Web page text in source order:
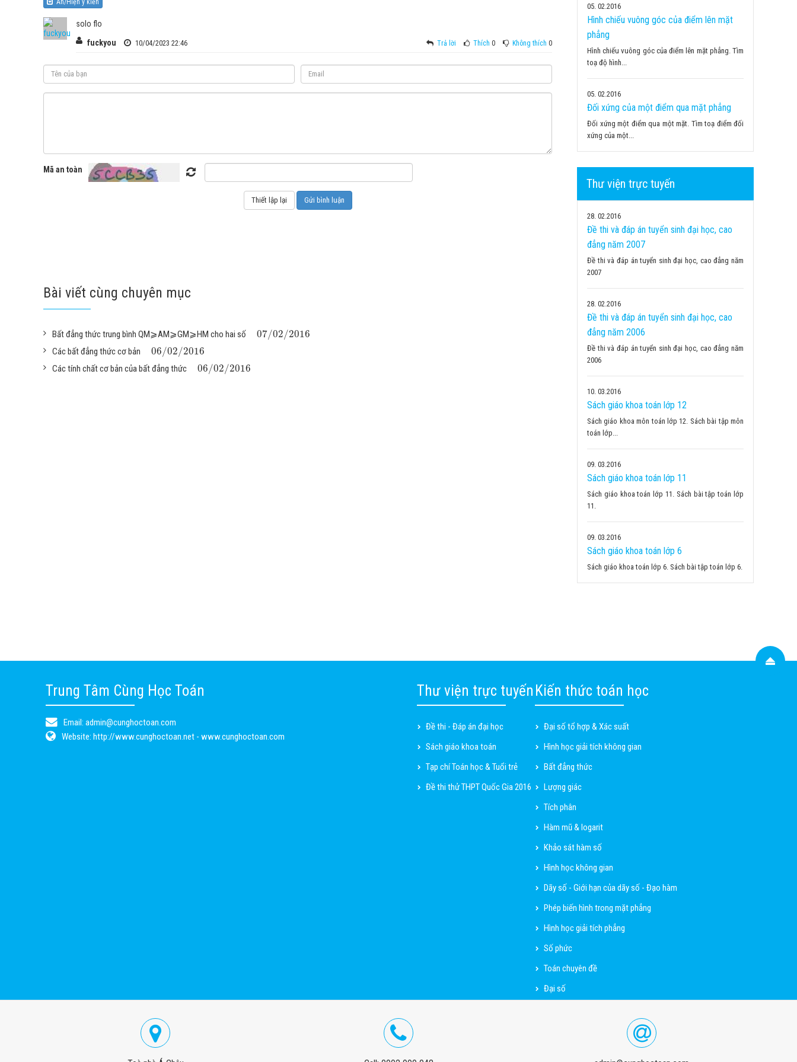
solo flo
fuckyou
Trả lời Thích 0 Không thích 0
10/04/2023 22:46
Mã an toàn
Bài viết cùng chuyên mục
Bất đẳng thức trung bình QM⩾AM⩾GM⩾HM cho hai số 07/02/2016
Các bất đẳng thức cơ bản 06/02/2016
Các tính chất cơ bản của bất đẳng thức 06/02/2016
05 02.2016
Hình chiếu vuông góc của điểm lên mặt
phẳng
Hình chiếu vuông góc của điểm lên mặt phẳng. Tìm
toạ độ hình...
05 02.2016
Đối xứng của một điểm qua mặt phẳng
Đối xứng một điểm qua một mặt. Tìm toạ điểm đối
xứng của một...
Thư viện trực tuyến
28 02.2016
Đề thi và đáp án tuyển sinh đại học, cao
đẳng năm 2007
Đề thi và đáp án tuyển sinh đại học, cao đẳng năm
2007
28 02.2016
Đề thi và đáp án tuyển sinh đại học, cao
đẳng năm 2006
Đề thi và đáp án tuyển sinh đại học, cao đẳng năm
2006
10 03.2016
Sách giáo khoa toán lớp 12
Sách giáo khoa môn toán lớp 12. Sách bài tập môn
toán lớp...
09 03.2016
Sách giáo khoa toán lớp 11
Sách giáo khoa toán lớp 11. Sách bài tập toán lớp
11.
09 03.2016
Sách giáo khoa toán lớp 6
Sách giáo khoa toán lớp 6. Sách bài tập toán lớp 6.
Trung Tâm Cùng Học Toán
Email: admin@cunghoctoan.com
Website: http://www.cunghoctoan.net - www.cunghoctoan.com
Thư viện trực tuyến
Đề thi - Đáp án đại học
Sách giáo khoa toán
Tạp chí Toán học & Tuổi trẻ
Đề thi thử THPT Quốc Gia 2016
Kiến thức toán học
Đại số tổ hợp & Xác suất
Hình học giải tích không gian
Bất đẳng thức
Lượng giác
Tích phân
Hàm mũ & logarit
Khảo sát hàm số
Hình học không gian
Dãy số - Giới hạn của dãy số - Đạo hàm
Phép biến hình trong mặt phẳng
Hình học giải tích phẳng
Số phức
Toán chuyên đề
Đại số